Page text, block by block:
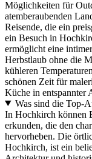
Möglichkeiten für
atemberaubenden
Reisende, die ein
ein Besuch in
ermöglicht eine
Herbstlaub ohne die
kühleren
schönen Zeit für
Küche in entspannter
Was sind die Top-
In Hochkirch können
erkunden, die den
hervorheben. Die
Hochkirch, ist ein